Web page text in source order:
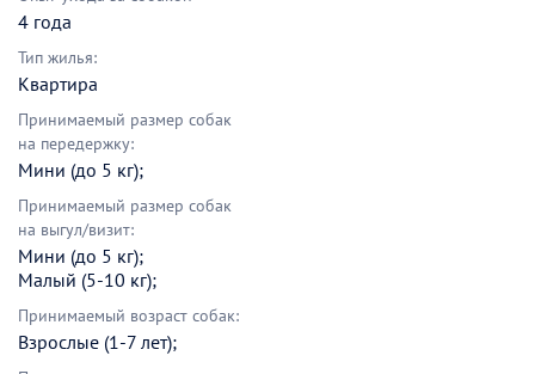
4 года
Тип жилья:
Квартира
Принимаемый размер собак
на передержку:
Мини (до 5 кг);
Принимаемый размер собак
на выгул/визит:
Мини (до 5 кг);
Малый (5-10 кг);
Принимаемый возраст собак:
Взрослые (1-7 лет);